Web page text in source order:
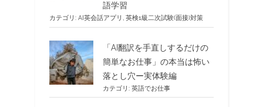
語学習
カテゴリ: AI英会話アプリ , 英検1級二次試験(面接)対策
「AI翻訳を手直しするだけの
簡単なお仕事」の本当は怖い
落とし穴ー実体験編
カテゴリ: 英語でお仕事